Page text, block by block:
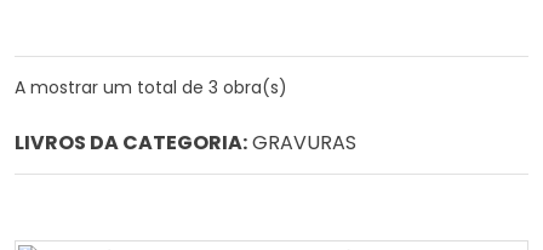
A mostrar um total de 3 obra(s)
LIVROS DA CATEGORIA:GRAVURAS